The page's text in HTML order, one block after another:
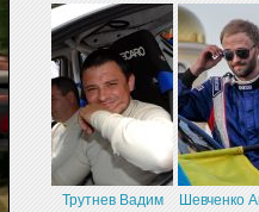
Трутнев Вадим
Шевченко